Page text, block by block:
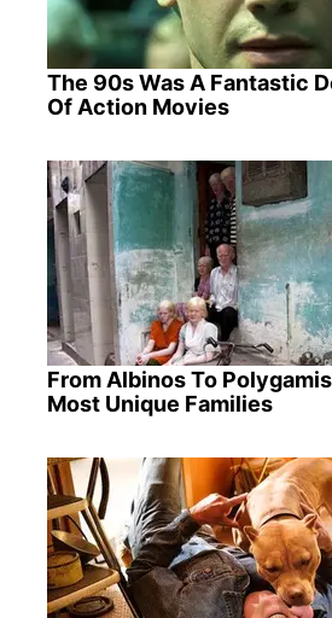
The 90s Was A Fantastic
Of Action Movies
From Albinos To
Most Unique Families